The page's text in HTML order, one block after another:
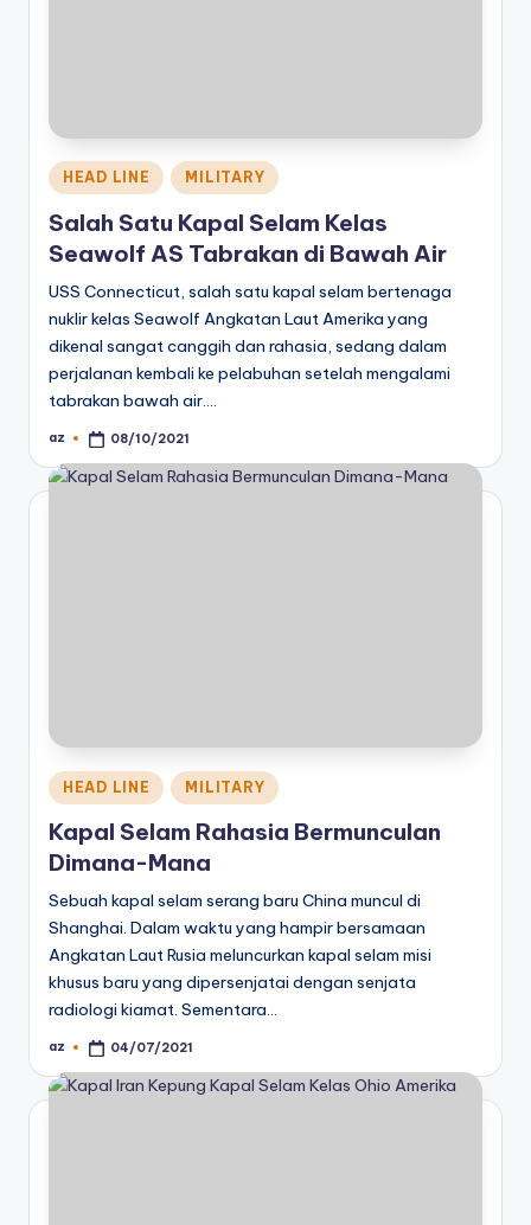
Posted
in
HEAD LINE MILITARY
Salah Satu Kapal Selam Kelas
Seawolf AS Tabrakan di Bawah Air
USS Connecticut, salah satu kapal selam bertenaga
nuklir kelas Seawolf Angkatan Laut Amerika yang
dikenal sangat canggih dan rahasia, sedang dalam
perjalanan kembali ke pelabuhan setelah mengalami
tabrakan bawah air.…
Posted
az 08/10/2021
Posted
in
HEAD LINE MILITARY
Kapal Selam Rahasia Bermunculan
Dimana-Mana
Sebuah kapal selam serang baru China muncul di
Shanghai. Dalam waktu yang hampir bersamaan
Angkatan Laut Rusia meluncurkan kapal selam misi
khusus baru yang dipersenjatai dengan senjata
radiologi kiamat. Sementara…
Posted
az 04/07/2021